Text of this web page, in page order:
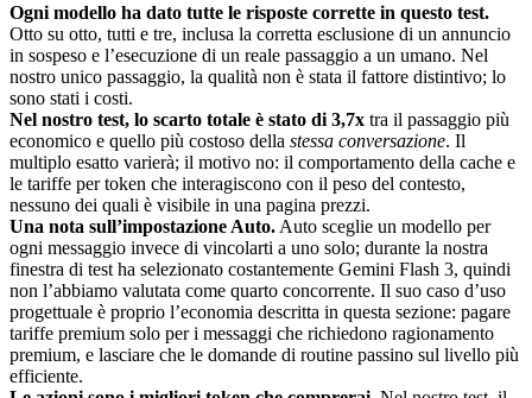
Ogni modello ha dato tutte le risposte corrette in questo test.
Otto su otto, tutti e tre, inclusa la corretta esclusione di un annuncio
in sospeso e l’esecuzione di un reale passaggio a un umano. Nel
nostro unico passaggio, la qualità non è stata il fattore distintivo; lo
sono stati i costi.
Nel nostro test, lo scarto totale è stato di 3,7x tra il passaggio più
economico e quello più costoso della stessa conversazione. Il
multiplo esatto varierà; il motivo no: il comportamento della cache e
le tariffe per token che interagiscono con il peso del contesto,
nessuno dei quali è visibile in una pagina prezzi.
Una nota sull’impostazione Auto. Auto sceglie un modello per
ogni messaggio invece di vincolarti a uno solo; durante la nostra
finestra di test ha selezionato costantemente Gemini Flash 3, quindi
non l’abbiamo valutata come quarto concorrente. Il suo caso d’uso
progettuale è proprio l’economia descritta in questa sezione: pagare
tariffe premium solo per i messaggi che richiedono ragionamento
premium, e lasciare che le domande di routine passino sul livello più
efficiente.